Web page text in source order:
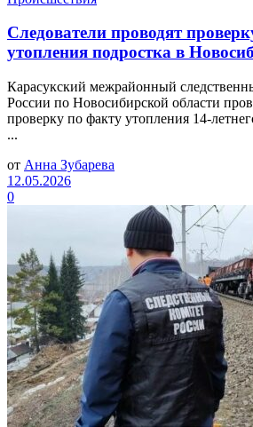
Следователи проводят
утопления подростка в
Карасукский межрайонный
России по Новосибирской области
проверку по факту утопления 14-
...
от Анна Зубарева
12.05.2026
0